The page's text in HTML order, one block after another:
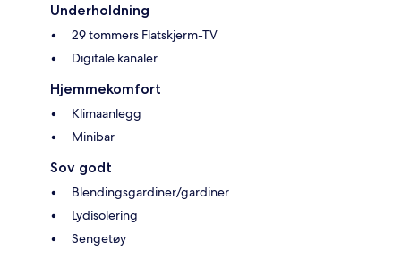
Underholdning
29 tommers Flatskjerm-TV
Digitale kanaler
Hjemmekomfort
Klimaanlegg
Minibar
Sov godt
Blendingsgardiner/gardiner
Lydisolering
Sengetøy